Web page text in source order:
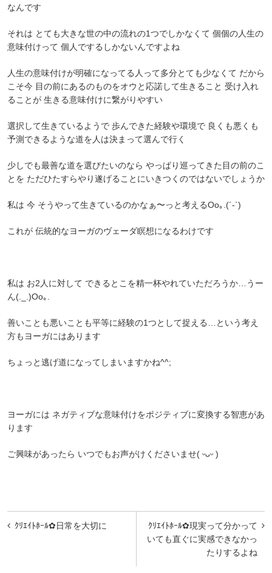
なんです
それは とても大きな世の中の流れの1つでしかなくて 個個の人生の
意味付けって 個人でするしかないんですよね
人生の意味付けが明確になってる人って多分とても少なくて だから
こそ今 目の前にあるのものをオウと応諾して生きること 受け入れ
ることが 生きる意味付けに繋がりやすい
選択して生きているようで 歩んできた経験や環境で 良くも悪くも
予測できるような道を人は決まって選んで行く
少しでも最善な道を選びたいのなら やっぱり巡ってきた目の前のこ
とを ただひたすらやり遂げることにいきつくのではないでしょうか
私は 今 そうやって生きているのかなぁ〜っと考えるOo｡.(´-`)
これが 伝統的なヨーガのヴェーダ瞑想になるわけです
私は お2人に対して できるとこを精一杯やれていただろうか…うー
ん(._.)Oo｡.
善いことも悪いことも平等に経験の1つとして捉える…という考え
方もヨーガにはあります
ちょっと逃げ道になってしまいますかね^^;
ヨーガには ネガティブな意味付けをポジティブに変換する智恵があ
ります
ご興味があったら いつでもお声がけくださいませ( ᵕᴗᵕ )
投
ｸﾘｴｲﾄﾎｰﾙ‪✿現実って分かって
いても直ぐに実感できなかっ
たりするよね
ｸﾘｴｲﾄﾎｰﾙ‪✿日常を大切に